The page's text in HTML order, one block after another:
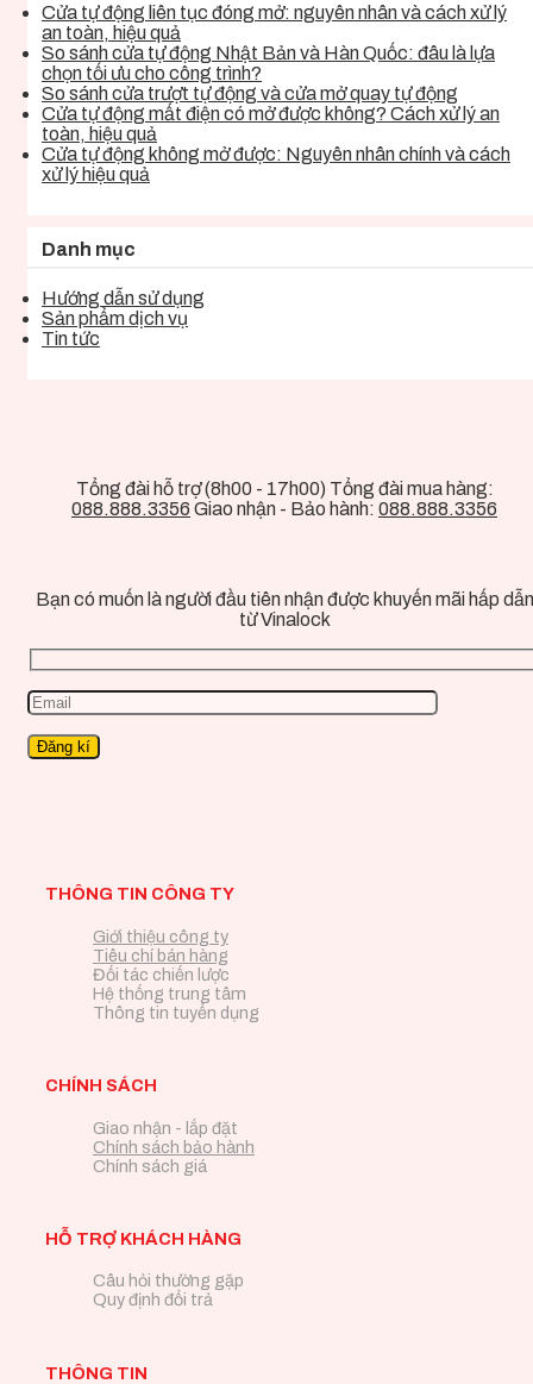
Cửa tự động liên tục đóng mở: nguyên nhân và cách xử lý
an toàn, hiệu quả
So sánh cửa tự động Nhật Bản và Hàn Quốc: đâu là lựa
chọn tối ưu cho công trình?
So sánh cửa trượt tự động và cửa mở quay tự động
Cửa tự động mất điện có mở được không? Cách xử lý an
toàn, hiệu quả
Cửa tự động không mở được: Nguyên nhân chính và cách
xử lý hiệu quả
Danh mục
Hướng dẫn sử dụng
Sản phẩm dịch vụ
Tin tức
Tổng đài hỗ trợ (8h00 - 17h00) Tổng đài mua hàng:
088.888.3356 Giao nhận - Bảo hành: 088.888.3356
Bạn có muốn là người đầu tiên nhận được khuyến mãi hấp dẫn
từ Vinalock
THÔNG TIN CÔNG TY
Giới thiệu công ty
Tiêu chí bán hàng
Đối tác chiến lược
Hệ thống trung tâm
Thông tin tuyển dụng
CHÍNH SÁCH
Giao nhận - lắp đặt
Chính sách bảo hành
Chính sách giá
HỖ TRỢ KHÁCH HÀNG
Câu hỏi thường gặp
Quy định đổi trả
THÔNG TIN